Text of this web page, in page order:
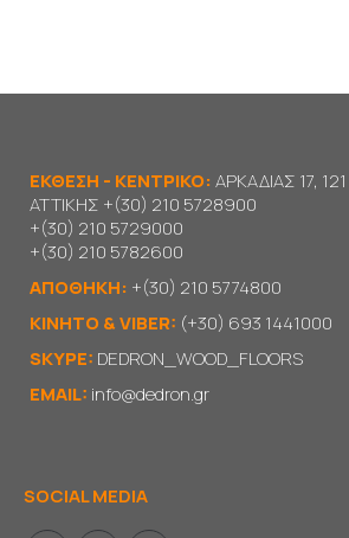
ΕΚΘΕΣΗ - ΚΕΝΤΡΙΚΟ:ΑΡΚΑΔΙΑΣ 17,
ΑΤΤΙΚΗΣ +(30) 210 5728900
+(30) 210 5729000
+(30) 210 5782600
ΑΠΟΘΗΚΗ: +(30) 210 5774800
KΙΝΗΤΟ & VIBER: (+30) 693 1441000
SKYPE: DEDRON_WOOD_FLOORS
EMAIL: info@dedron.gr
SOCIAL MEDIA